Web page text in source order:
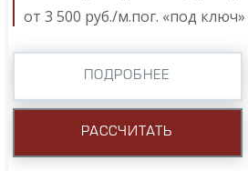
от 3 500 руб./м.пог. «под ключ»
ПОДРОБНЕЕ
РАССЧИТАТЬ